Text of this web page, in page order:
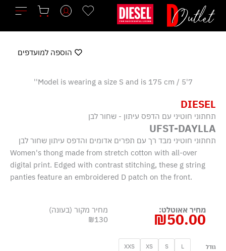
לתוכן
DIESEL
תחתוני חוטיני עם הדפס עיתון - שחור לבן
UFST-DAYLLA
תחתוני חוטיני מבד רך עם תפרים אדומים והדפס עיתון שחור לבן
Women's thong made from stretch cotton with all-over
digital print. Edged with contrast stitching, these g string
panties feature an embroidered D patch on the front.
מחיר אאוטלט:
₪50.00
מחיר מקור (בעונה)
₪130
גודל L
S
XS
XXS
הוספה למועדפים
Model is wearing a size S and is 175 cm / 5'7''